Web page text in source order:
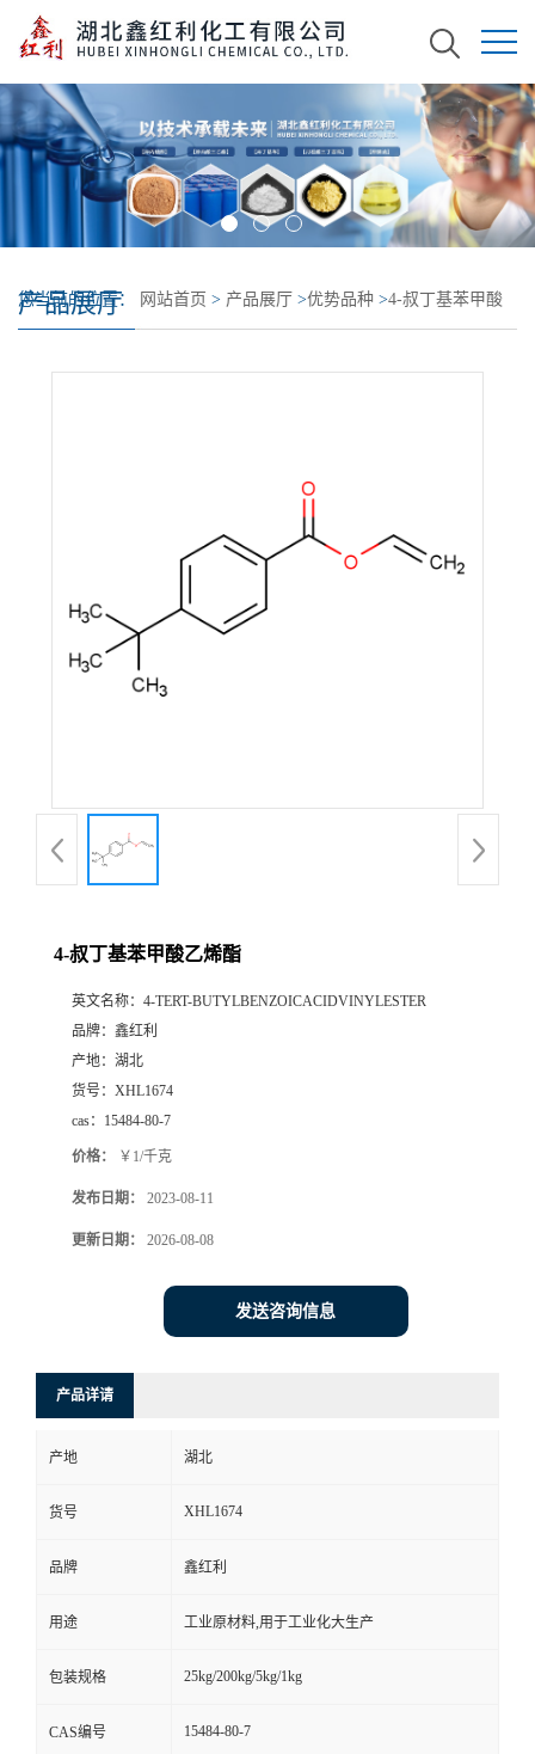
产品展厅
您当前的位置： 网站首页 > 产品展厅 >优势品种 >4-叔丁基苯甲酸
4-叔丁基苯甲酸乙烯酯
英文名称： 4-TERT-BUTYLBENZOICACIDVINYLESTER
品牌： 鑫红利
产地： 湖北
货号： XHL1674
cas： 15484-80-7
价格： ￥1/千克
发布日期： 2023-08-11
更新日期： 2026-08-08
发送咨询信息
产品详请
产地 湖北
货号 XHL1674
品牌 鑫红利
用途 工业原材料,用于工业化大生产
包装规格 25kg/200kg/5kg/1kg
CAS编号 15484-80-7